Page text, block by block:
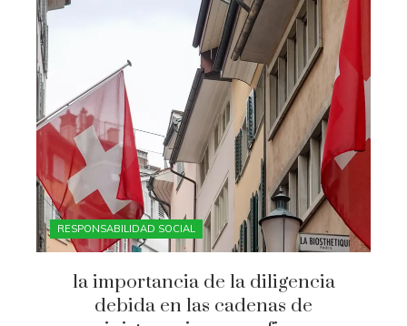
RESPONSABILIDAD SOCIAL
la importancia de la diligencia
debida en las cadenas de